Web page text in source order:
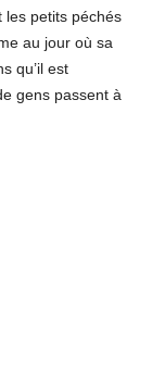
les petits péchés
au jour où sa
qu’il est
gens passent à